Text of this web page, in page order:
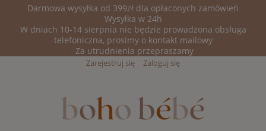
Darmowa wysyłka od 399zł dla opłaconych zamówień
Wysyłka w 24h
W dniach 10-14 sierpnia nie będzie prowadzona obsługa
telefoniczna, prosimy o kontakt mailowy
Za utrudnienia przepraszamy
Zarejestruj się Zaloguj się